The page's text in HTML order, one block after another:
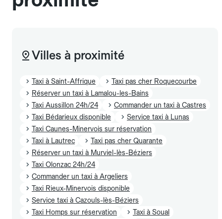
Villes à proximité
Taxi à Saint-Affrique
Taxi pas cher Roquecourbe
Réserver un taxi à Lamalou-les-Bains
Taxi Aussillon 24h/24
Commander un taxi à Castres
Taxi Bédarieux disponible
Service taxi à Lunas
Taxi Caunes-Minervois sur réservation
Taxi à Lautrec
Taxi pas cher Quarante
Réserver un taxi à Murviel-lès-Béziers
Taxi Olonzac 24h/24
Commander un taxi à Argeliers
Taxi Rieux-Minervois disponible
Service taxi à Cazouls-lès-Béziers
Taxi Homps sur réservation
Taxi à Soual